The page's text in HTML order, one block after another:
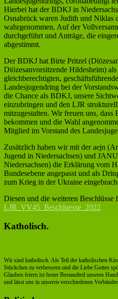
Hierbei hat der BDKJ in
Osnabrück waren Judith und Niklas
wahrgenommen. Auf der
durchgeführt und Anträge, die
abgestimmt.
Der BDKJ hat Birte Pritzel
Diözesanvorsitzende Hildesheim)
gleichberechtigten,
Landesjugendring bei der
die Chance als BDKJ, unsere
einzubringen und den LJR
mitzugestalten. Wir freuen uns, dass
bekommen und die Wahl
Mitglied im Vorstand des
Zusätzlich haben wir mit der aejn
Jugend in Niedersachsen) und
Niedersachsen) die Erklärung vom
Bundesebene angepasst und als
zum Krieg in der Ukraine
Diesen und die weiteren Beschlüsse
LJR_VV45_Beschluesse_2022
Katholisch.
Wir sind katholisch. Als Teil der katholischen
Stückchen zu verbessern und die Liebe Gottes
Glauben feiern ist fester Bestandteil unseres
und lässt uns in unseren verschiedenen